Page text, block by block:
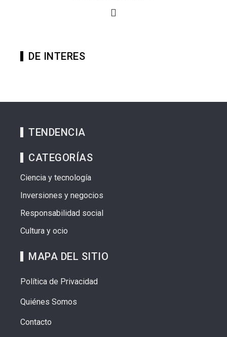
DE INTERES
TENDENCIA
CATEGORÍAS
Ciencia y tecnología
Inversiones y negocios
Responsabilidad social
Cultura y ocio
MAPA DEL SITIO
Política de Privacidad
Quiénes Somos
Contacto